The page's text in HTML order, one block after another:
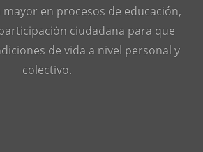
en procesos de educación,
ciudadana para que
de vida a nivel personal y
colectivo.